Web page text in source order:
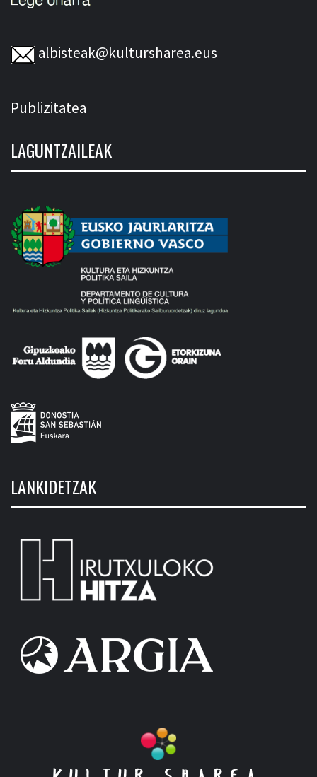
albisteak@kultursharea.eus
Publizitatea
LAGUNTZAILEAK
LANKIDETZAK